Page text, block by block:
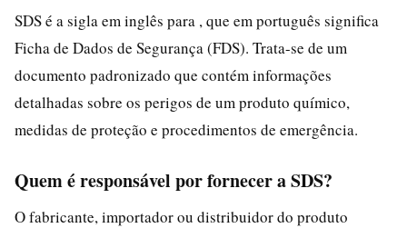
SDS é a sigla em inglês para , que em português significa
Ficha de Dados de Segurança (FDS). Trata-se de um
documento padronizado que contém informações
detalhadas sobre os perigos de um produto químico,
medidas de proteção e procedimentos de emergência.
Quem é responsável por fornecer a SDS?
O fabricante, importador ou distribuidor do produto